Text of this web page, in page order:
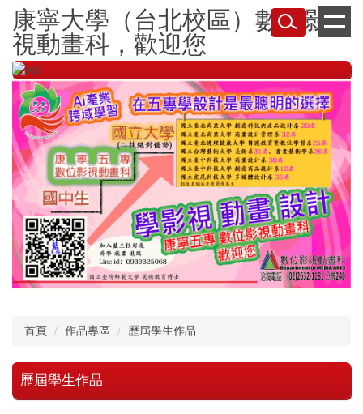
跳
到
主
要
內
容
康寧大學（台北校區）數位影
視動畫科，歡迎您
首頁 作品專區 歷屆學生作品
歷屆學生作品